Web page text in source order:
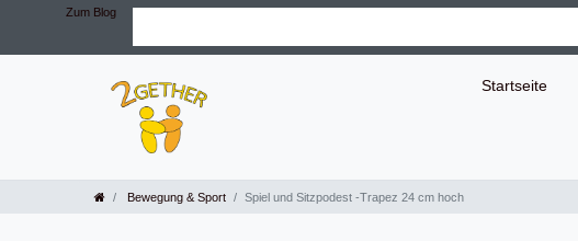
Zum Blog
Startseite
Bewegung & Sport Spiel und Sitzpodest -Trapez 24 cm hoch